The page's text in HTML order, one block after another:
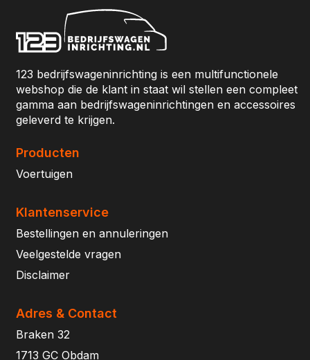
123 bedrijfswageninrichting is een multifunctionele
webshop die de klant in staat wil stellen een compleet
gamma aan bedrijfswageninrichtingen en accessoires
geleverd te krijgen.
Producten
Voertuigen
Klantenservice
Bestellingen en annuleringen
Veelgestelde vragen
Disclaimer
Adres & Contact
Braken 32
1713 GC Obdam